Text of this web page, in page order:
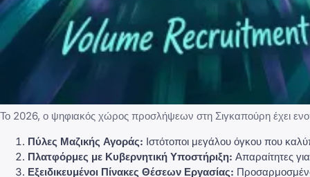
Το 2026, ο ψηφιακός χώρος προσλήψεων στη Σιγκαπούρη έχει
Πύλες Μαζικής Αγοράς: Ιστότοποι μεγάλου όγκου που
Πλατφόρμες με Κυβερνητική Υποστήριξη: Απαραίτητες
Εξειδικευμένοι Πίνακες Θέσεων Εργασίας: